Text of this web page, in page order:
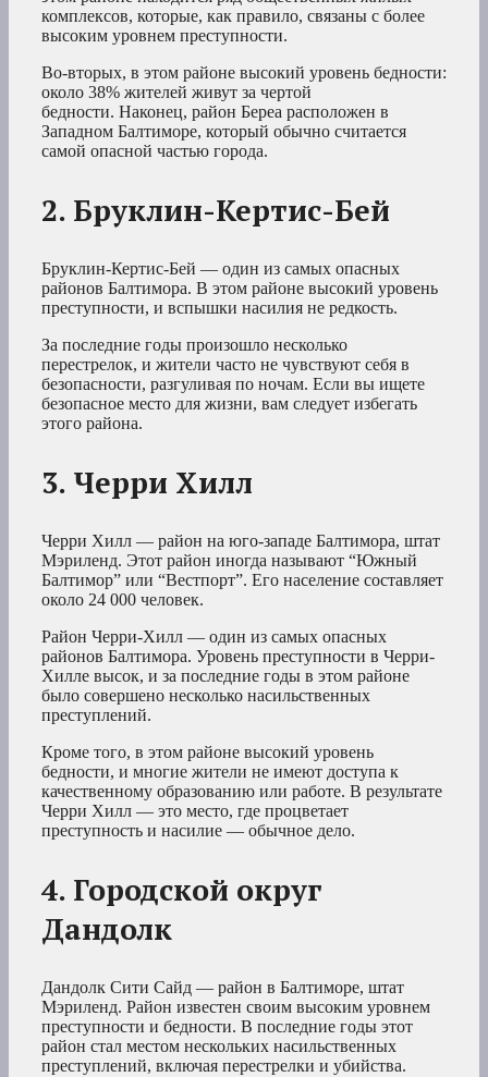
комплексов, которые, как правило, связаны с более
высоким уровнем преступности.
Во-вторых, в этом районе высокий уровень бедности:
около 38% жителей живут за чертой
бедности. Наконец, район Береа расположен в
Западном Балтиморе, который обычно считается
самой опасной частью города.
2. Бруклин-Кертис-Бей
Бруклин-Кертис-Бей — один из самых опасных
районов Балтимора. В этом районе высокий уровень
преступности, и вспышки насилия не редкость.
За последние годы произошло несколько
перестрелок, и жители часто не чувствуют себя в
безопасности, разгуливая по ночам. Если вы ищете
безопасное место для жизни, вам следует избегать
этого района.
3. Черри Хилл
Черри Хилл — район на юго-западе Балтимора, штат
Мэриленд. Этот район иногда называют “Южный
Балтимор” или “Вестпорт”. Его население составляет
около 24 000 человек.
Район Черри-Хилл — один из самых опасных
районов Балтимора. Уровень преступности в Черри-
Хилле высок, и за последние годы в этом районе
было совершено несколько насильственных
преступлений.
Кроме того, в этом районе высокий уровень
бедности, и многие жители не имеют доступа к
качественному образованию или работе. В результате
Черри Хилл — это место, где процветает
преступность и насилие — обычное дело.
4. Городской округ
Дандолк
Дандолк Сити Сайд — район в Балтиморе, штат
Мэриленд. Район известен своим высоким уровнем
преступности и бедности. В последние годы этот
район стал местом нескольких насильственных
преступлений, включая перестрелки и убийства.